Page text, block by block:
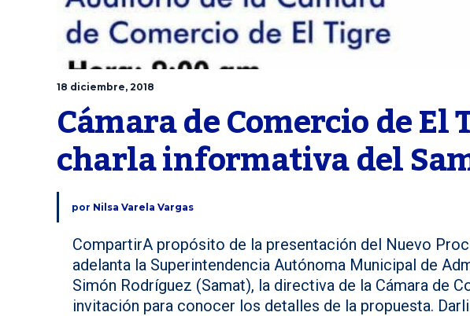
18 diciembre, 2018
Cámara de Comercio de
charla informativa del
por Nilsa Varela Vargas
CompartirA propósito de la presentación del Nuevo
adelanta la Superintendencia Autónoma Municipal de
Simón Rodríguez (Samat), la directiva de la Cámara de
invitación para conocer los detalles de la propuesta.